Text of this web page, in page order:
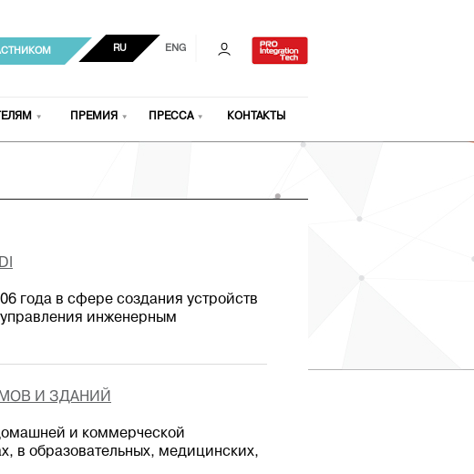
RU ENG
ПРЕМИЯ ПРЕССА КОНТАКТЫ
года в сфере создания устройств
инженерным
И ЗДАНИЙ
и коммерческой
в образовательных, медицинских,